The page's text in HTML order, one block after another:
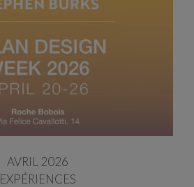
AVRIL 2026
EXPÉRIENCES